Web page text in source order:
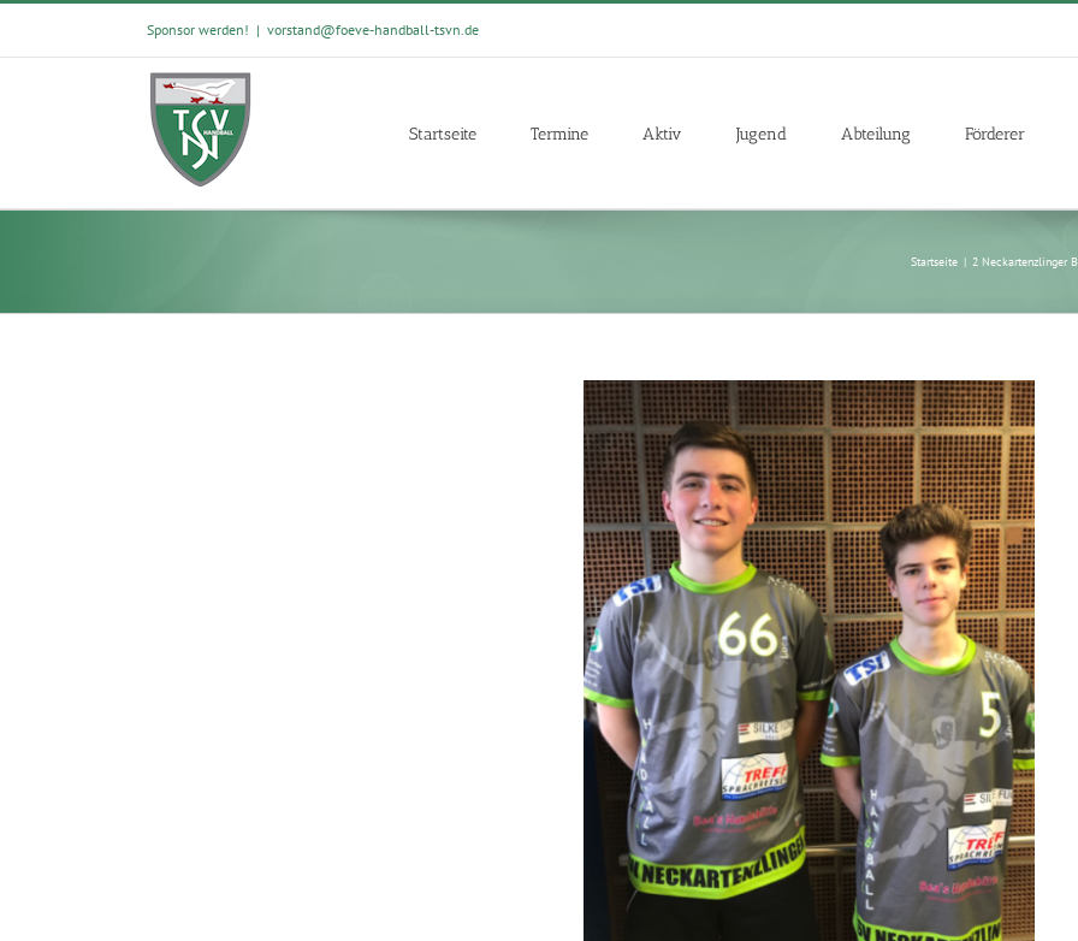
Skip
content
Sponsor werden! | vorstand@foeve-handball-tsvn.de
Startseite Termine Aktiv Jugend Abteilung Förderer
Startseite | 2 Neckartenzlinger